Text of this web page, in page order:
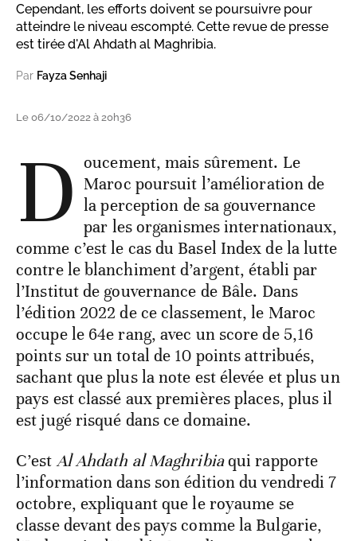
Cependant, les efforts doivent se poursuivre pour
atteindre le niveau escompté. Cette revue de presse
est tirée d'Al Ahdath al Maghribia.
Par Fayza Senhaji
Le 06/10/2022 à 20h36
D oucement, mais sûrement. Le
Maroc poursuit l’amélioration de
la perception de sa gouvernance
par les organismes internationaux,
comme c’est le cas du Basel Index de la lutte
contre le blanchiment d’argent, établi par
l’Institut de gouvernance de Bâle. Dans
l’édition 2022 de ce classement, le Maroc
occupe le 64e rang, avec un score de 5,16
points sur un total de 10 points attribués,
sachant que plus la note est élevée et plus un
pays est classé aux premières places, plus il
est jugé risqué dans ce domaine.
C’estAl Ahdath al Maghribiaqui rapporte
l’information dans son édition du vendredi 7
octobre, expliquant que le royaume se
classe devant des pays comme la Bulgarie,